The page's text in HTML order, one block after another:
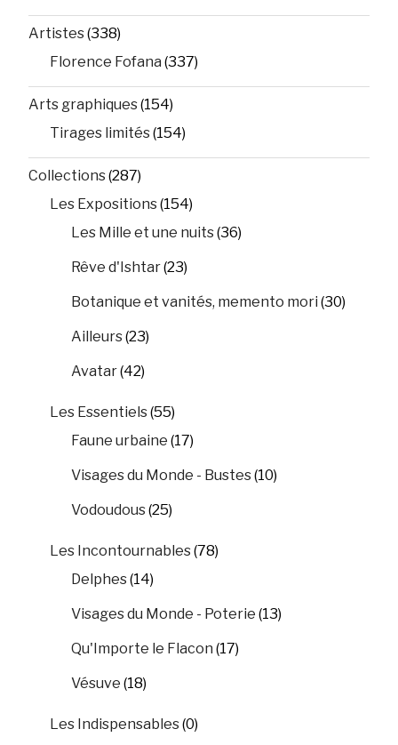
Artistes(338)
Florence Fofana (337)
Arts graphiques(154)
Tirages limités(154)
Collections(287)
Les Expositions(154)
Les Mille et une nuits(36)
Rêve d'Ishtar(23)
Botanique et vanités, memento mori (30)
Ailleurs(23)
Avatar(42)
Les Essentiels(55)
Faune urbaine (17)
Visages du Monde - Bustes(10)
Vodoudous(25)
Les Incontournables(78)
Delphes(14)
Visages du Monde - Poterie (13)
Qu'Importe le Flacon (17)
Vésuve (18)
Les Indispensables(0)